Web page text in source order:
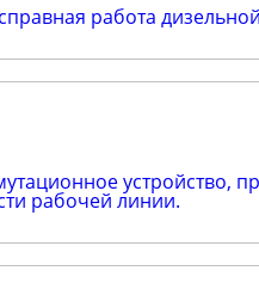
работа
рабочей линии.